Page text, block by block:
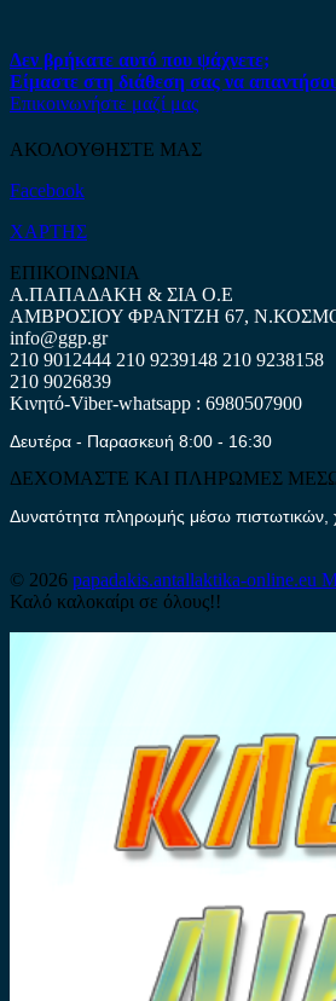
Δεν βρήκατε αυτό που ψάχνετε;
Είμαστε στη διάθεση σας να
Επικοινωνήστε μαζί μας
ΑΚΟΛΟΥΘΗΣΤΕ ΜΑΣ
Facebook
ΧΑΡΤΗΣ
ΕΠΙΚΟΙΝΩΝΙΑ
Α.ΠΑΠΑΔΑΚΗ & ΣΙΑ Ο.Ε
ΑΜΒΡΟΣΙΟΥ ΦΡΑΝΤΖΗ 67,
info@ggp.gr
210 9012444 210 9239148 210 9238158
210 9026839
Κινητό-Viber-whatsapp : 6980507900
Δευτέρα - Παρασκευή 8:00 - 16:30
ΔΕΧΟΜΑΣΤΕ ΚΑΙ ΠΛΗΡΩΜΕΣ
Δυνατότητα πληρωμής μέσω
© 2026 papadakis.antallaktika-online.eu
Καλό καλοκαίρι σε όλους!!